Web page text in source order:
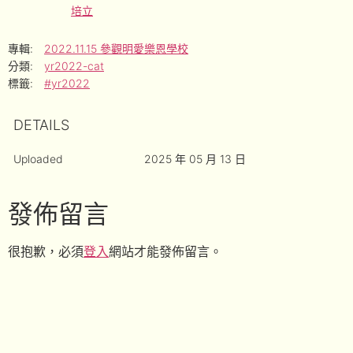
培立
專輯:
2022.11.15 參觀明愛樂恩學校
分類:
yr2022-cat
標籤:
#yr2022
DETAILS
Uploaded 2025 年 05 月 13 日
發佈留言
很抱歉，必須登入網站才能發佈留言。